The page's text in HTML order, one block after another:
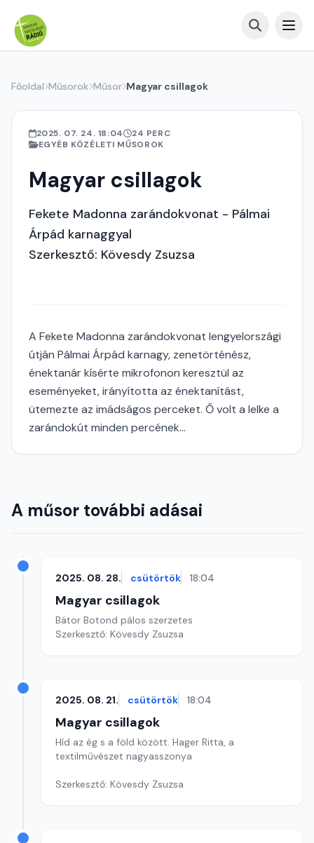
Főoldal Műsorok Műsor Magyar csillagok
2025. 07. 24. 18:04
24 PERC
EGYÉB KÖZÉLETI MŰSOROK
Magyar csillagok
Fekete Madonna zarándokvonat - Pálmai
Árpád karnaggyal
Szerkesztő: Kövesdy Zsuzsa
A Fekete Madonna zarándokvonat lengyelországi
útján Pálmai Árpád karnagy, zenetörténész,
énektanár kísérte mikrofonon keresztül az
eseményeket, irányította az énektanítást,
ütemezte az imádságos perceket. Ő volt a lelke a
zarándokút minden percének...
A műsor további adásai
2025. 08. 28. csütörtök 18:04
Magyar csillagok
Bátor Botond pálos szerzetes
Szerkesztő: Kövesdy Zsuzsa
2025. 08. 21. csütörtök 18:04
Magyar csillagok
Híd az ég s a föld között. Hager Ritta, a
textilművészet nagyasszonya
Szerkesztő: Kövesdy Zsuzsa